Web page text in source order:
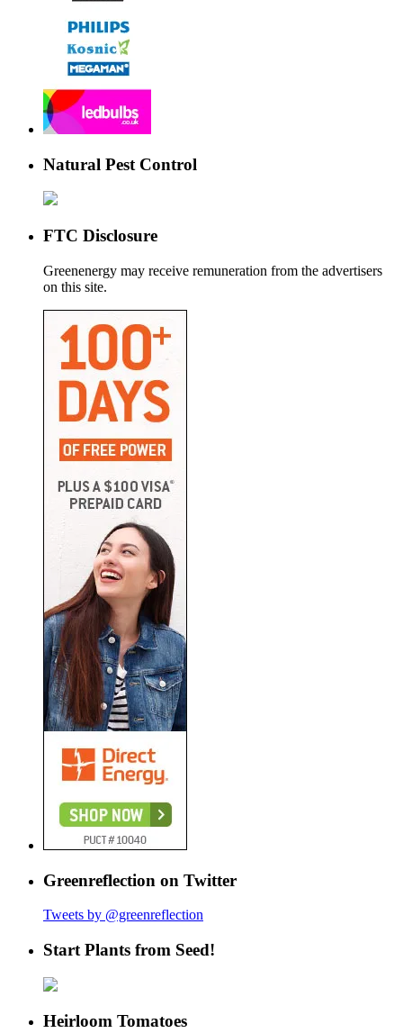
Natural Pest Control
FTC Disclosure
Greenenergy may receive remuneration from the advertisers
on this site.
Greenreflection on Twitter
Tweets by @greenreflection
Start Plants from Seed!
Heirloom Tomatoes